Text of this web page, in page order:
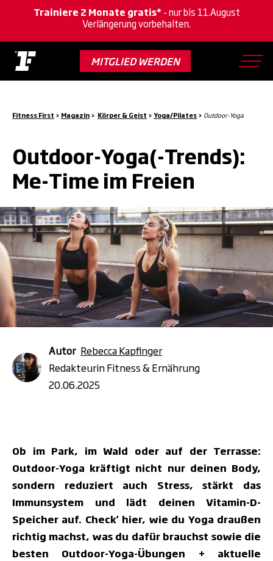
Skip
main
content
MITGLIED WERDEN
Trainiere 2 Monate gratis* - nur bis 11.August
Verlängerung vorbehalten.
Fitness First > Magazin > Körper & Geist > Yoga/Pilates > Outdoor-Yoga
Outdoor-Yoga(-Trends):
Me-Time im Freien
Autor Rebecca Kapfinger
Redakteurin Fitness & Ernährung
20.06.2025
Ob im Park, im Wald oder auf der Terrasse:
Outdoor-Yoga kräftigt nicht nur deinen Body,
sondern reduziert auch Stress, stärkt das
Immunsystem und lädt deinen Vitamin-D-
Speicher auf. Check' hier, wie du Yoga draußen
richtig machst, was du dafür brauchst sowie die
besten Outdoor-Yoga-Übungen + aktuelle